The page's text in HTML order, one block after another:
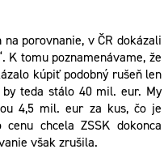
na porovnanie, v ČR dokázali
tomu poznamenávame, že
kúpiť podobný rušeň len
teda stálo 40 mil. eur. My
4,5 mil. eur za kus, čo je
chcela ZSSK dokonca
však zrušila.